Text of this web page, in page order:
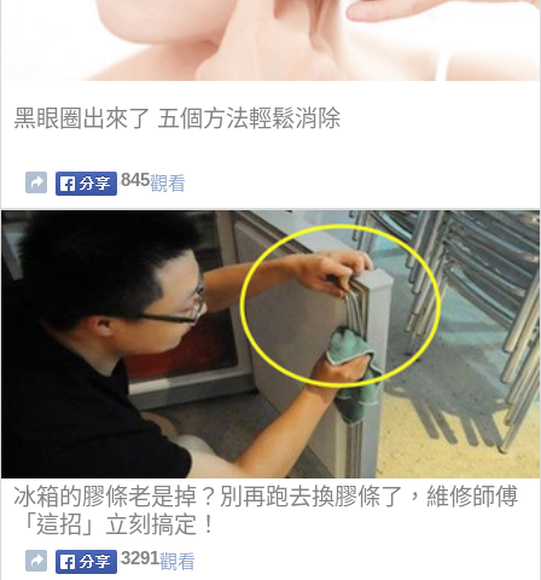
黑眼圈出來了 五個方法輕鬆消除
845觀看
冰箱的膠條老是掉？別再跑去換膠條了，維修師傅
「這招」立刻搞定！
3291觀看